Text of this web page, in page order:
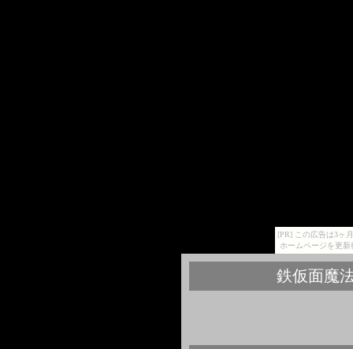
[PR] この広告は3ヶ
ホームページを更
鉄仮面魔